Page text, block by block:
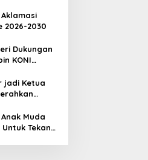
2026-2030
Dukungan
KONI
jadi Ketua
Muda
Tekan